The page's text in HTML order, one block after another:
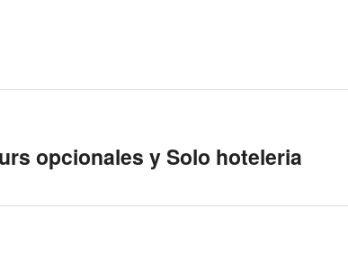
opcionales y Solo hoteleria